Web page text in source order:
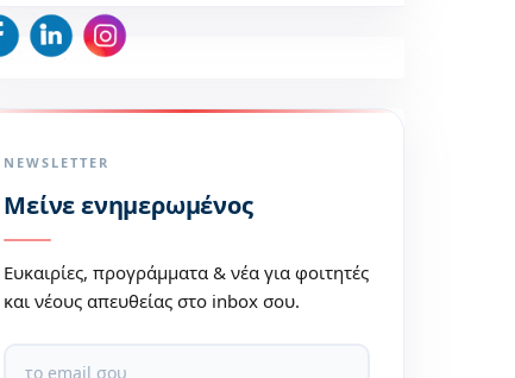
NEWSLETTER
Μείνε ενημερωμένος
Ευκαιρίες, προγράμματα & νέα για φοιτητές
και νέους απευθείας στο inbox σου.